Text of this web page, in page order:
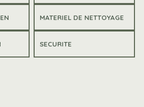
MATERIEL DE NETTOYAGE
SECURITE